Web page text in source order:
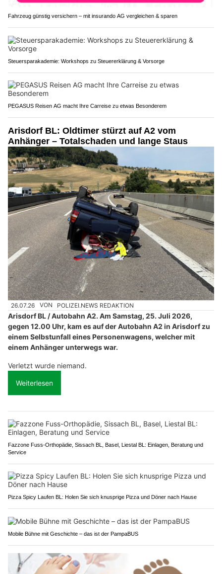
Fahrzeug günstig versichern – mit insurando AG vergleichen & sparen
Steuersparakademie: Workshops zu Steuererklärung & Vorsorge
PEGASUS Reisen AG macht Ihre Carreise zu etwas Besonderem
Arisdorf BL: Oldtimer stürzt auf A2 vom
Anhänger – Totalschaden und lange Staus
26.07.26 VON POLIZEI.NEWS REDAKTION
Arisdorf BL / Autobahn A2. Am Samstag, 25. Juli 2026,
gegen 12.00 Uhr, kam es auf der Autobahn A2 in Arisdorf zu
einem Selbstunfall eines Personenwagens, welcher mit
einem Anhänger unterwegs war.
Verletzt wurde niemand.
Weiterlesen
Fazzone Fuss-Orthopädie, Sissach BL, Basel, Liestal BL: Einlagen, Beratung und
Service
Pizza Spicy Laufen BL: Holen Sie sich knusprige Pizza und Döner nach Hause
Mobile Bühne mit Geschichte – das ist der PampaBUS